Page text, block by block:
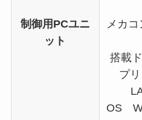
制御用PCユニ
ット
メカ
搭載
プ
OS